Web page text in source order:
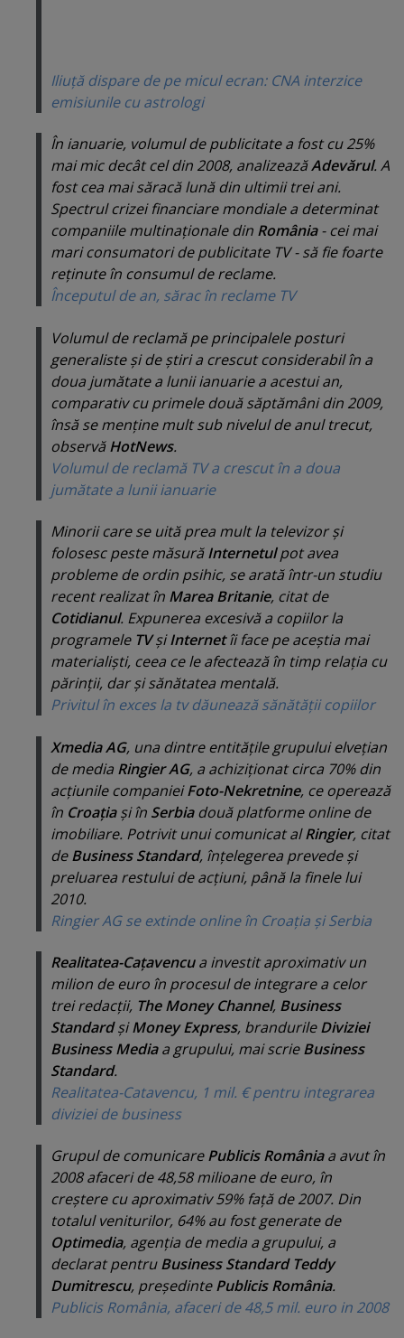
Iliuţă dispare de pe micul ecran: CNA interzice
emisiunile cu astrologi
În ianuarie, volumul de publicitate a fost cu 25%
mai mic decât cel din 2008, analizeazăAdevărul. A
fost cea mai săracă lună din ultimii trei ani.
Spectrul crizei financiare mondiale a determinat
companiile multinaţionale din România- cei mai
mari consumatori de publicitate TV - să fie foarte
reţinute în consumul de reclame.
Începutul de an, sărac în reclame TV
Volumul de reclamă pe principalele posturi
generaliste şi de ştiri a crescut considerabil în a
doua jumătate a lunii ianuarie a acestui an,
comparativ cu primele două săptămâni din 2009,
însă se menţine mult sub nivelul de anul trecut,
observăHotNews.
Volumul de reclamă TV a crescut în a doua
jumătate a lunii ianuarie
Minorii care se uită prea mult la televizor şi
folosesc peste măsurăInternetulpot avea
probleme de ordin psihic, se arată într-un studiu
recent realizat în Marea Britanie, citat de
Cotidianul. Expunerea excesivă a copiilor la
programele TVşiInternetîi face pe aceştia mai
materialişti, ceea ce le afectează în timp relaţia cu
părinţii, dar şi sănătatea mentală.
Privitul în exces la tv dăunează sănătăţii copiilor
Xmedia AG, una dintre entităţile grupului elveţian
de media Ringier AG, a achiziţionat circa 70% din
acţiunile companieiFoto-Nekretnine, ce operează
în Croaţiaşi în Serbiadouă platforme online de
imobiliare. Potrivit unui comunicat alRingier, citat
deBusiness Standard, înţelegerea prevede şi
preluarea restului de acţiuni, până la finele lui
2010.
Ringier AG se extinde online în Croaţia şi Serbia
Realitatea-Caţavencua investit aproximativ un
milion de euro în procesul de integrare a celor
trei redacţii, The Money Channel, Business
StandardşiMoney Express, brandurileDiviziei
Business Mediaa grupului, mai scrieBusiness
Standard.
Realitatea-Catavencu, 1 mil. € pentru integrarea
diviziei de business
Grupul de comunicarePublicis Româniaa avut în
2008 afaceri de 48,58 milioane de euro, în
creştere cu aproximativ 59% faţă de 2007. Din
totalul veniturilor, 64% au fost generate de
Optimedia, agenţia de media a grupului, a
declarat pentruBusiness Standard Teddy
Dumitrescu, preşedinte Publicis România.
Publicis România, afaceri de 48,5 mil. euro in 2008